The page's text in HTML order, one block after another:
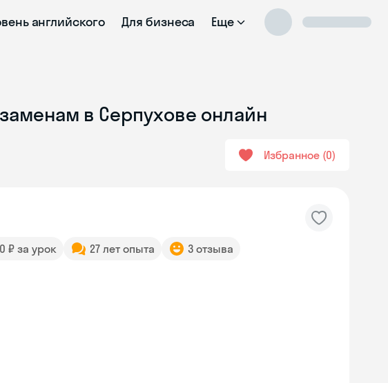
английского Для бизнеса Еще
в Серпухове онлайн
Избранное 0
₽ за урок 27 лет опыта 3 отзыва